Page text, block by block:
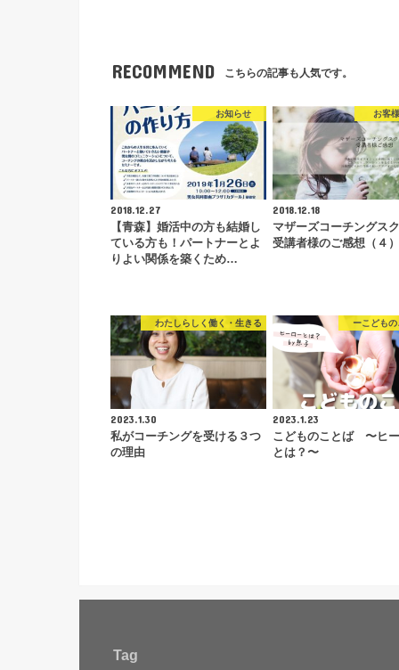
RECOMMEND こちらの記事も人気です。
お知らせ
2018.12.27
【青森】婚活中の方も結婚し
ている方も！パートナーとよ
りよい関係を築くため…
お客
2018.12.18
マザーズコーチングス
受講者様のご感想（４）
わたしらしく働く・生きる
2023.1.30
私がコーチングを受ける３つ
の理由
ーこどもの
2023.1.23
こどものことば 〜ヒ
とは？〜
Tag